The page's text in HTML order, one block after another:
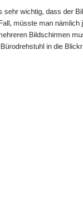
sehr wichtig, dass der
müsste man
Bildschirmen
in die